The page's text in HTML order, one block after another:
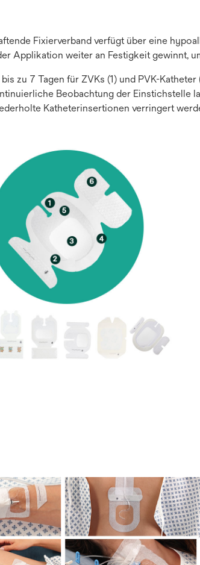
Fixierverband verfügt über eine
Applikation weiter an Festigkeit gewinnt,
zu 7 Tagen für ZVKs (1) und PVK-
Beobachtung der Einstichstelle
Katheterinsertionen verringert